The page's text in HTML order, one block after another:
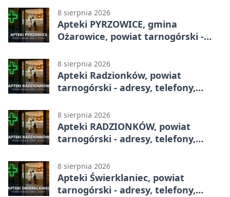
8 sierpnia 2026
Apteki PYRZOWICE, gmina
Ożarowice, powiat tarnogórski -
8 sierpnia 2026
Apteki Radzionków, powiat
tarnogórski - adresy, telefony,
8 sierpnia 2026
Apteki RADZIONKÓW, powiat
tarnogórski - adresy, telefony,
8 sierpnia 2026
Apteki Świerklaniec, powiat
tarnogórski - adresy, telefony,